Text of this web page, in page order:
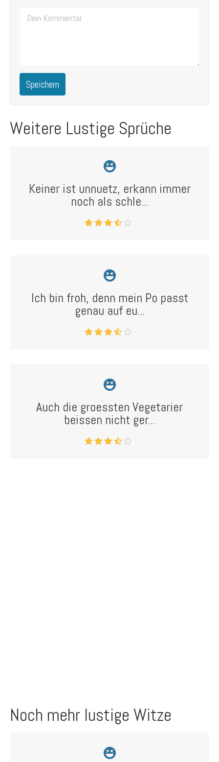
Speichern
Weitere Lustige Sprüche
Keiner ist unnuetz, erkann immer
noch als schle...
Ich bin froh, denn mein Po passt
genau auf eu...
Auch die groessten Vegetarier
beissen nicht ger...
Noch mehr lustige Witze